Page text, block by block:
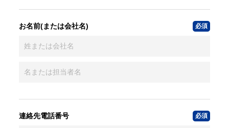
お名前(または会社名)
連絡先電話番号